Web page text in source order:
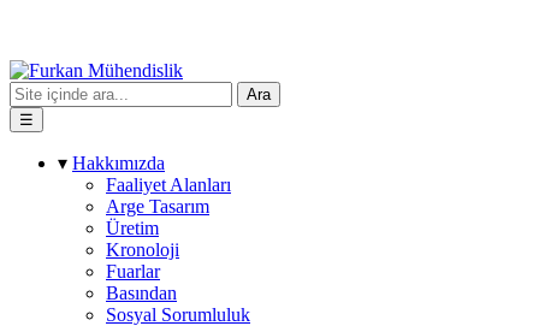
Ara
☰
▾ Hakkımızda
Faaliyet Alanları
Arge Tasarım
Üretim
Kronoloji
Fuarlar
Basından
Sosyal Sorumluluk